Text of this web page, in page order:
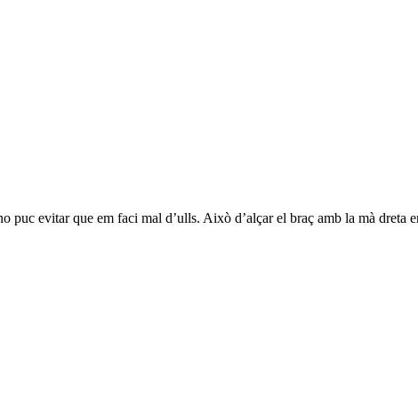
puc evitar que em faci mal d’ulls. Això d’alçar el braç amb la mà dreta